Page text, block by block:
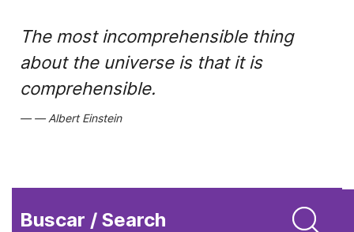
The most incomprehensible thing
about the universe is that it is
comprehensible.
Albert Einstein
Buscar / Search